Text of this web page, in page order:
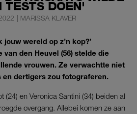
TESTS DOEN'
| MARISSA KLAVER
jouw wereld op z’n kop?’
den Heuvel (56) stelde die
vrouwen. Ze verwachtte niet
dertigers zou fotograferen.
(24) en Veronica Santini (34) beiden al
overgang. Allebei komen ze aan